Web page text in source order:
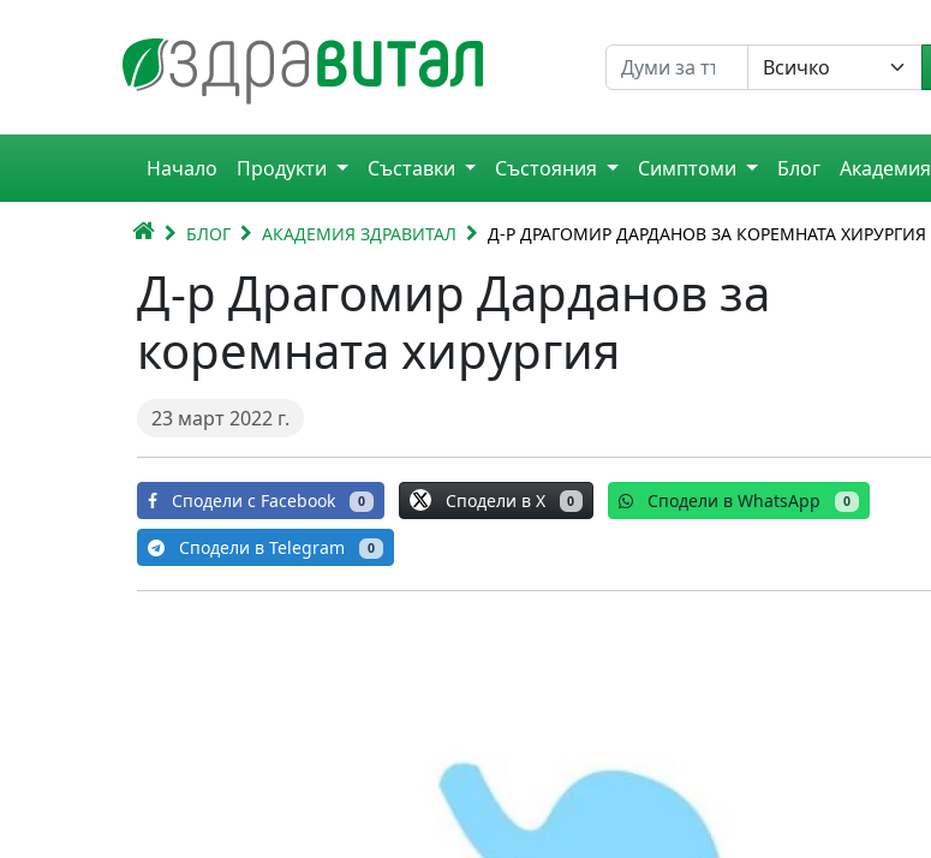
Горна навигация
Търсене на
Главна навигация
Начало Продукти Съставки Състояния Симптоми Блог Академия
НАЧАЛО
БЛОГ АКАДЕМИЯ ЗДРАВИТАЛ Д-Р ДРАГОМИР ДАРДАНОВ ЗА КОРЕМНАТА ХИРУРГИЯ
Д-р Драгомир Дарданов за
коремната хирургия
23 март 2022 г.
Сподели с Facebook 0 Сподели в X 0 Сподели в WhatsApp 0
Сподели в Telegram 0